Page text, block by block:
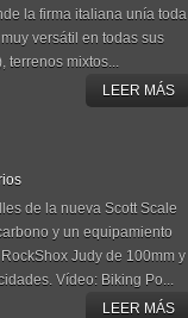
la firma italiana unía toda
versátil en todas sus
terrenos mixtos...
LEER MÁS
de la nueva Scott Scale
y un equipamiento
Judy de 100mm y
Vídeo: Biking Po...
LEER MÁS